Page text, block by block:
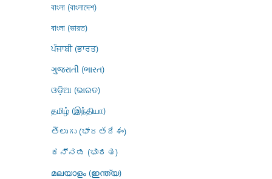
বাংলা (বাংলাদেশ)
বাংলা (ভারত)
ਪੰਜਾਬੀ (ਭਾਰਤ)
ગુજરાતી (ભારત)
ଓଡ଼ିଆ (ଭାରତ)
தமிழ் (இந்தியா)
తెలుగు (భారతదేశం)
ಕನ್ನಡ (ಭಾರತ)
മലയാളം (ഇന്ത്യ)